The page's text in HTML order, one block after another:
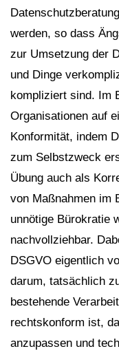
werden, so dass
zur Umsetzung der
und Dinge
kompliziert sind. Im
Organisationen auf
Konformität, indem
zum Selbstzweck
Übung auch als
von Maßnahmen im
unnötige Bürokratie
nachvollziehbar.
DSGVO eigentlich
darum, tatsächlich
bestehende
rechtskonform ist,
anzupassen und